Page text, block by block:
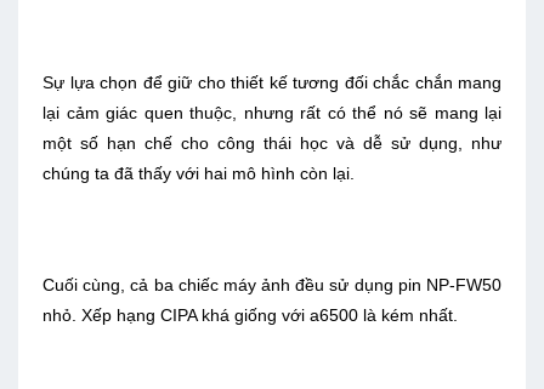
Sự lựa chọn để giữ cho thiết kế tương đối chắc chắn mang
lại cảm giác quen thuộc, nhưng rất có thể nó sẽ mang lại
một số hạn chế cho công thái học và dễ sử dụng, như
chúng ta đã thấy với hai mô hình còn lại.
Cuối cùng, cả ba chiếc máy ảnh đều sử dụng pin NP-FW50
nhỏ. Xếp hạng CIPA khá giống với a6500 là kém nhất.